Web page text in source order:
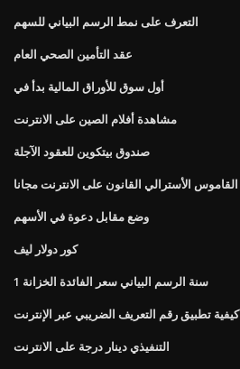
التعرف على نمط الرسم البياني للسهم
عقد التأمين الصحي العام
أول سوق للأوراق المالية بدأ في
مشاهدة أفلام الصين على الانترنت
صندوق بيتكوين للعقود الآجلة
القاموس الأسترالي القانون على الانترنت مجانا
وضع مقابل دعوة في الأسهم
كور دولار ليف
1 سنة الرسم البياني سعر الفائدة الخزانة
كيفية تطبيق رقم التعريف الضريبي عبر الإنترنت
التنفيذي دينار درجة على الانترنت